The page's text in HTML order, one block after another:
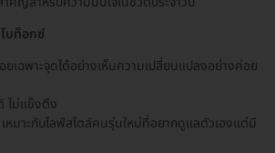
บท็อกซ์
ยเฉพาะจุดได้อย่างเห็นความเปลี่ยนแปลงอย่างค่อย
ไม่แข็งตึง
เหมาะกับไลฟ์สไตล์คนรุ่นใหม่ที่อยากดูแลตัวเองแต่มี